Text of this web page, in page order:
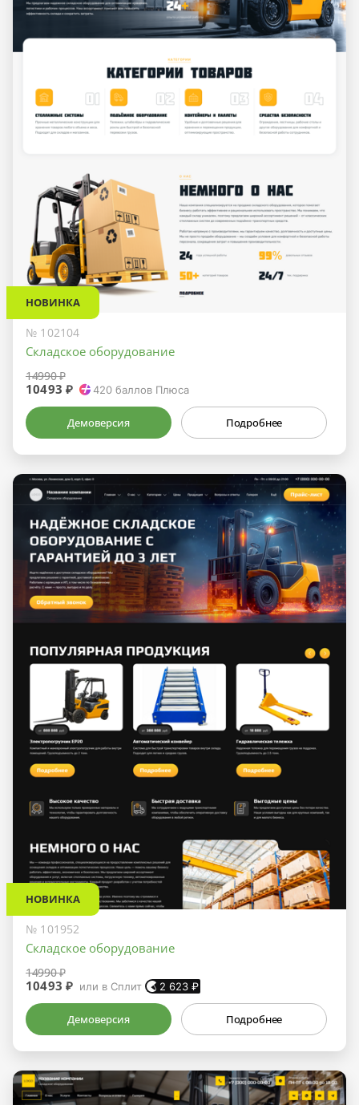
НОВИНКА
№ 102104
Складское оборудование
14990 ₽
10493 ₽ 420 баллов Плюса
Демоверсия Подробнее
НОВИНКА
№ 101952
Складское оборудование
14990 ₽
10493 ₽ или в Сплит 2 623 ₽
Демоверсия Подробнее